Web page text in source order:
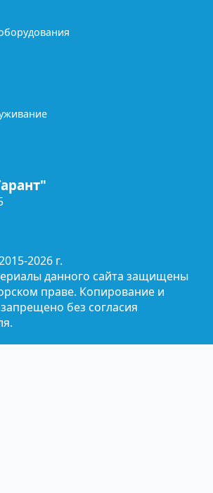
2026 г.
данного сайта защищены
праве. Копирование и
без согласия